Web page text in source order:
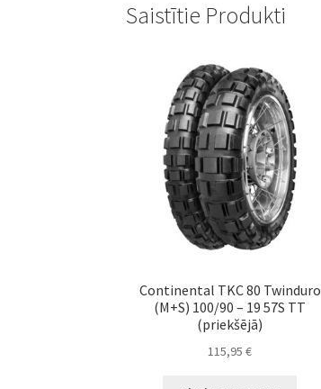
Saistītie Produkti
Continental TKC 80 Twinduro
(M+S) 100/90 – 19 57S TT
(priekšējā)
115,95€